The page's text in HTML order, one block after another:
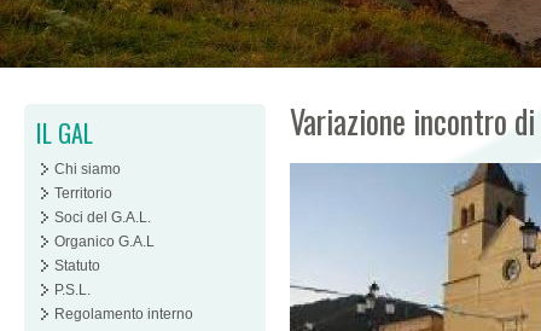
IL GAL
Chi siamo
Territorio
Soci del G.A.L.
Organico G.A.L
Statuto
P.S.L.
Regolamento interno
Variazione incontro